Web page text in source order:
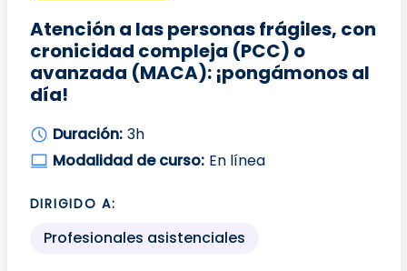
Atención a las personas frágiles, con
cronicidad compleja (PCC) o
avanzada (MACA): ¡pongámonos al
día!
Duración: 3h
Modalidad de curso: En línea
DIRIGIDO A:
Profesionales asistenciales